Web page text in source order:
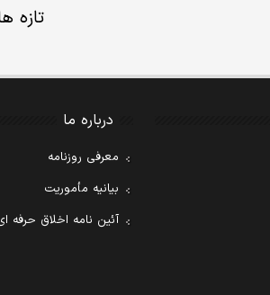
تازه
درباره ما
معرفی روزنامه
بیانیه مأموریت
آئین نامه اخلاق حرفه